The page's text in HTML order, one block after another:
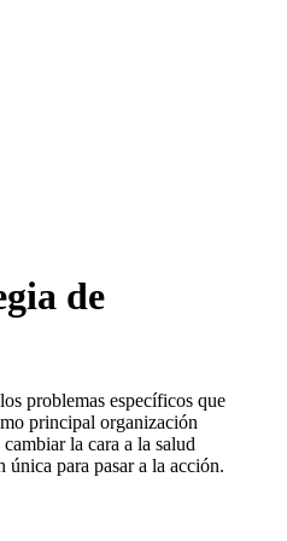
de
problemas específicos que
principal organización
la cara a la salud
única para pasar a la acción.